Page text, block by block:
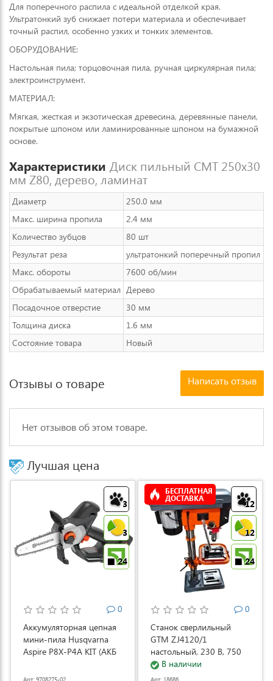
Для поперечного распила с идеальной отделкой края.
Ультратонкий зуб снижает потери материала и обеспечивает
точный распил, особенно узких и тонких элементов.
ОБОРУДОВАНИЕ:
Настольная пила; торцовочная пила, ручная циркулярная пила;
электроинструмент.
МАТЕРИАЛ:
Мягкая, жесткая и экзотическая древесина, деревянные панели,
покрытые шпоном или ламинированные шпоном на бумажной
основе.
Характеристики Диск пильный CMT 250х30
мм Z80, дерево, ламинат
Диаметр
250.0 мм
Макс. ширина пропила
2.4 мм
Количество зубцов
80 шт
Результат реза
ультратонкий поперечный пропил
Макс. обороты
7600 об/мин
Обрабатываемый материал Дерево
Посадочное отверстие
30 мм
Толщина диска
1.6 мм
Состояние товара
Новый
Отзывы о товаре Написать отзыв
Нет отзывов об этом товаре.
Лучшая цена
3
3
24
0
Аккумуляторная цепная
мини-пила Husqvarna
Aspire P8X-P4A KIT (АКБ
Арт: 9708275-02
12
12
24
БЕСПЛАТНАЯ
ДОСТАВКА
0
Станок сверлильный
GTM ZJ4120/1
настольный, 230 В, 750
Вт (ZJ4120/1)
В наличии
Арт: 18686